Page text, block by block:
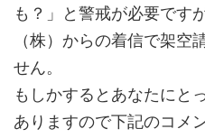
も？」と警戒が必要です
（株）からの着信で架空
せん。
もしかするとあなたにと
ありますので下記のコメ